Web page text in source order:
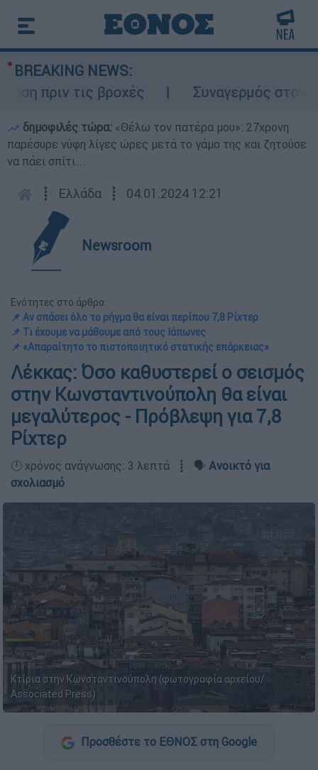
BREAKING NEWS:
τις βροχές
Συναγερμός στον
δημοφιλές τώρα: «Θέλω τον πατέρα μου»: 27χρονη
παρέσυρε νύφη λίγες ώρες μετά το γάμο της και ζητούσε
να πάει σπίτι...
┋ Ελλάδα ┋ 04.01.2024 12:21
Newsroom
Ενότητες στο άρθρο:
📌 Αν σπάσει όλο το ρήγμα θα είναι περίπου 7,8 Ρίχτερ
📌 Τι έχουμε να μάθουμε από τους Ιάπωνες
📌 «Απαραίτητο το πιστοποιητικό στατικής επάρκειας»
Λέκκας: Όσο καθυστερεί ο σεισμός
στην Κωνσταντινούπολη θα είναι
μεγαλύτερος - Πρόβλεψη για 7,8
Ρίχτερ
🕛 χρόνος ανάγνωσης: 3 λεπτά ┋ 🗣️ Ανοικτό για
σχολιασμό
Κτίρια στην Κωνσταντινούπολη (φωτογραφία αρχείου/
Associated Press)
Προσθέστε το ΕΘΝΟΣ στη Google